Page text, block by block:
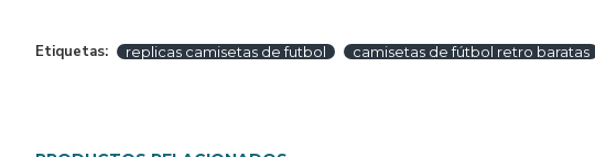
Etiquetas: replicas camisetas de futbol camisetas de fútbol retro baratas